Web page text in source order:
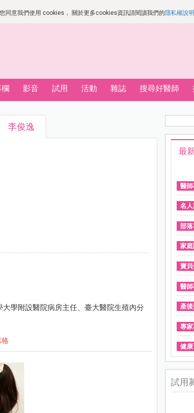
同意我們使用 cookies， 關於更多cookies資訊請閱讀我們的隱私權說明
影音 試用 活動 雜誌 搜尋好醫師
李俊逸
學附設醫院病房主任、臺大醫院生殖內分
格
最
醫
名
部
家
寶
醫
產
專
健
試用